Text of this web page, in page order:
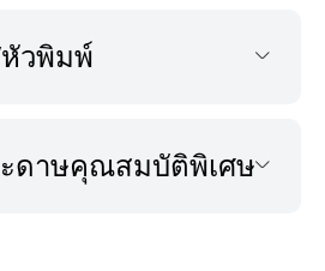
วพิมพ์
ดาษคุณสมบัติพิเศษ